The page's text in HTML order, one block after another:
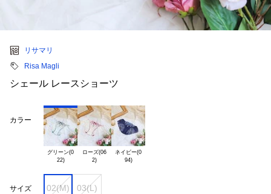
リサマリ
Risa Magli
シェール レースショーツ
カラー
グリーン(0
22)
ローズ(06
ネイビー(0
94)
サイズ 02(M) 03(L)